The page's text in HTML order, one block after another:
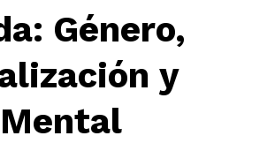
Género,
y